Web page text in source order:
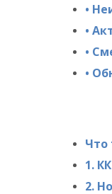
•
•
•
•
Что
1.
2.